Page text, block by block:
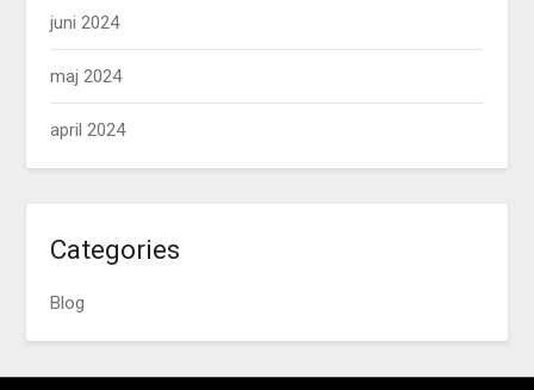
juni 2024
maj 2024
april 2024
Categories
Blog